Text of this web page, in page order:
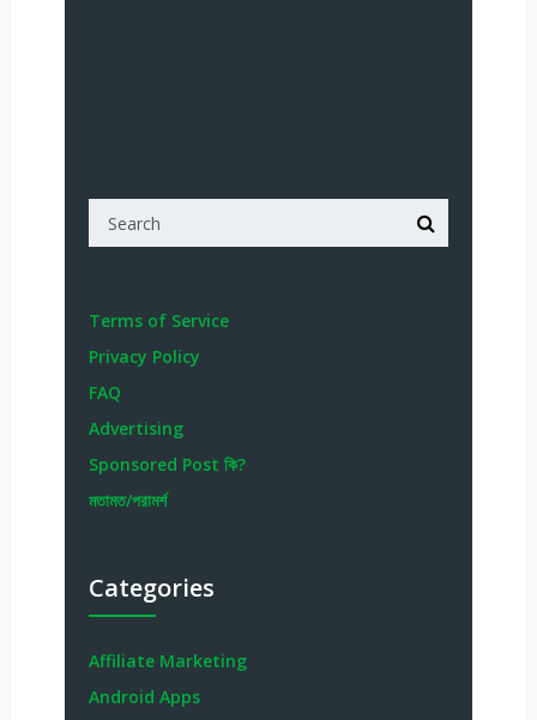
Terms of Service
Privacy Policy
FAQ
Advertising
Sponsored Post কি?
মতামত/পরামর্শ
Categories
Affiliate Marketing
Android Apps